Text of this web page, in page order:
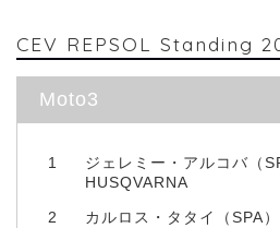
CEV REPSOL Standing
Moto3
1
ジェレミー・アルコバ（
HUSQVARNA
2 カルロス・タタイ（SPA